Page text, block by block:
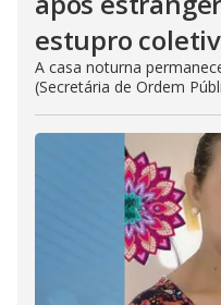
estupro
A casa noturna
(Secretária de Ordem